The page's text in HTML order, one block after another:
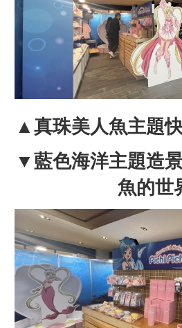
▲真珠美人魚主題
▼藍色海洋主題造
魚的世